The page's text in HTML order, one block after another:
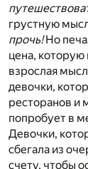
грустную
прочь!Но
цена,
взрослая
девочки,
ресторанов и
попробует в
Девочки,
сбегала из
счету, чтобы